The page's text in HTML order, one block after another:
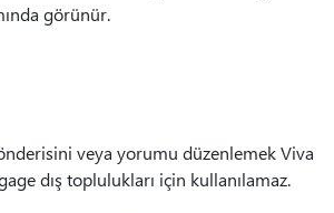
görünür.
veya yorumu düzenlemek Viva
dış toplulukları için kullanılamaz.